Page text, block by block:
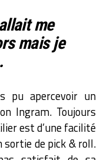
me
mais je
pu apercevoir un
Ingram. Toujours
est d’une facilité
de pick & roll.